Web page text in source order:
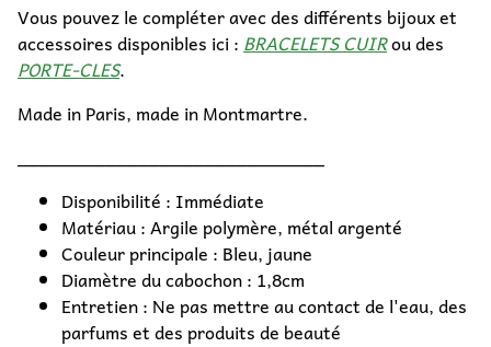
Vous pouvez le compléter avec des différents bijoux et
accessoires disponibles ici : BRACELETS CUIRou des
PORTE-CLES.
Made in Paris, made in Montmartre.
Disponibilité : Immédiate
Matériau : Argile polymère, métal argenté
Couleur principale : Bleu, jaune
Diamètre du cabochon : 1,8cm
Entretien : Ne pas mettre au contact de l'eau, des
parfums et des produits de beauté